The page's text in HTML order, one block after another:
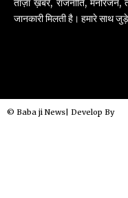
ताज़ा ख़बरें, राजनीति,
जानकारी मिलती है। हमारे साथ
© Baba ji News| Develop By